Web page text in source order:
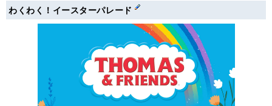
わくわく！イースターパレード